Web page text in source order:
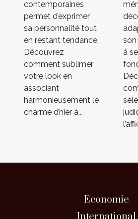
contemporaines
permet d’exprimer
sa personnalité tout
en restant tendance.
Découvrez
comment sublimer
votre look en
associant
harmonieusement le
charme d’hier à...
à
Economie